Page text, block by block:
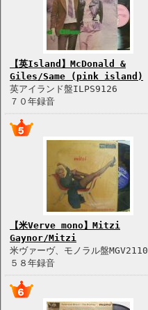
【英Island】McDonald &
Giles/Same (pink island)
英アイランド盤ILPS9126
７０年録音
【米Verve mono】Mitzi
Gaynor/Mitzi
米ヴァーヴ、モノラル盤MGV2110
５８年録音